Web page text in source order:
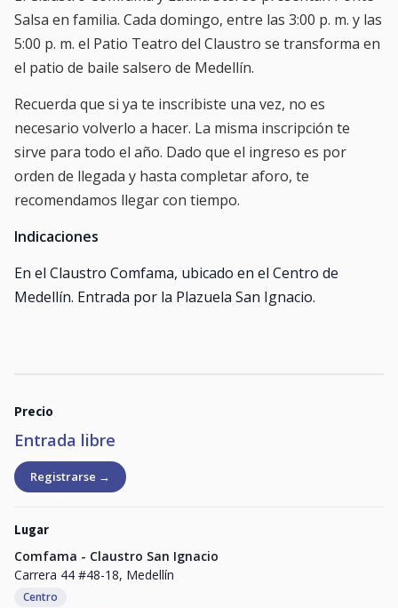
Salsa en familia. Cada domingo, entre las 3:00 p. m. y las
5:00 p. m. el Patio Teatro del Claustro se transforma en
el patio de baile salsero de Medellín.
Recuerda que si ya te inscribiste una vez, no es
necesario volverlo a hacer. La misma inscripción te
sirve para todo el año. Dado que el ingreso es por
orden de llegada y hasta completar aforo, te
recomendamos llegar con tiempo.
Indicaciones
En el Claustro Comfama, ubicado en el Centro de
Medellín. Entrada por la Plazuela San Ignacio.
Precio
Entrada libre
Registrarse →
Lugar
Comfama - Claustro San Ignacio
Carrera 44 #48-18, Medellín
Centro